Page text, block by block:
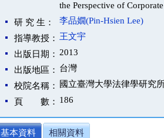
the Perspective of
研 究 生：
李品嫺(Pin-Hsien Lee)
指導教授： 王文宇
出版日期： 2013
出版地區： 台灣
校院名稱：
國立臺灣大學法律學研究
頁 數： 186
基本資料 相關資料